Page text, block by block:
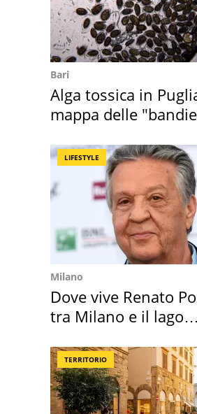
Bari
Alga tossica in
mappa delle
LIFESTYLE
Milano
Dove vive Renato
tra Milano e il lago
TERRITORIO